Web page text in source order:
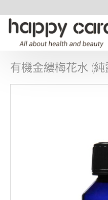
有機金縷梅花水 (純